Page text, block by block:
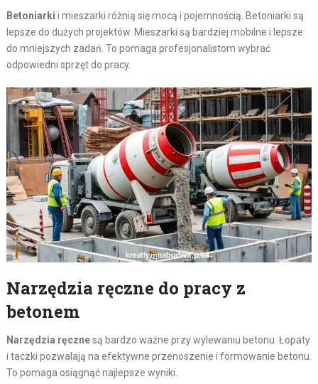
Betoniarki i mieszarki różnią się mocą i pojemnością. Betoniarki są
lepsze do dużych projektów. Mieszarki są bardziej mobilne i lepsze
do mniejszych zadań. To pomaga profesjonalistom wybrać
odpowiedni sprzęt do pracy.
Narzędzia ręczne do pracy z
betonem
Narzędzia ręcznesą bardzo ważne przy wylewaniu betonu. Łopaty
i taczki pozwalają na efektywne przenoszenie i formowanie betonu.
To pomaga osiągnąć najlepsze wyniki.